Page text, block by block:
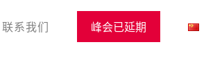
联系我们 峰会已延期